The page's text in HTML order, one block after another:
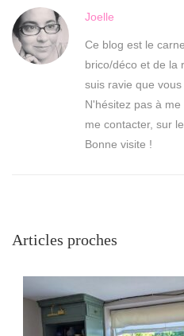
Joelle
Ce blog est le
brico/déco et de la
suis ravie que
N'hésitez pas à
me contacter, sur
Bonne visite !
Articles proches